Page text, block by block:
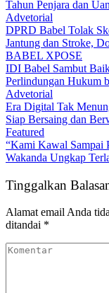
Tuntutan Herman Fu
Tahun Penjara dan
Advetorial
DPRD Babel Tolak
Jantung dan Stroke,
BABEL XPOSE
IDI Babel Sambut
Perlindungan Hukum
Advetorial
Era Digital Tak
Siap Bersaing dan
Featured
“Kami Kawal Sampai
Tinggalkan Balasan
Alamat email Anda